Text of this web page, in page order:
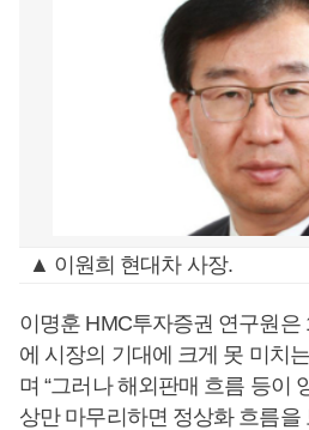
▲ 이원희 현대차 사장.
이명훈 HMC투자증권 연구원은
에 시장의 기대에 크게 못 미치
며 “그러나 해외판매 흐름 등이
상만 마무리하면 정상화 흐름을